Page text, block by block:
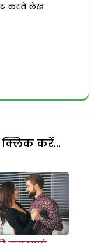
करते लेख
करें...